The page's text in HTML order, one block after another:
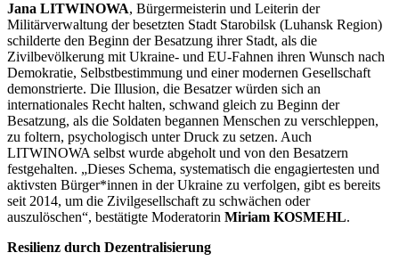
Jana LITWINOWA, Bürgermeisterin und Leiterin der
Militärverwaltung der besetzten Stadt Starobilsk (Luhansk Region)
schilderte den Beginn der Besatzung ihrer Stadt, als die
Zivilbevölkerung mit Ukraine- und EU-Fahnen ihren Wunsch nach
Demokratie, Selbstbestimmung und einer modernen Gesellschaft
demonstrierte. Die Illusion, die Besatzer würden sich an
internationales Recht halten, schwand gleich zu Beginn der
Besatzung, als die Soldaten begannen Menschen zu verschleppen,
zu foltern, psychologisch unter Druck zu setzen. Auch
LITWINOWA selbst wurde abgeholt und von den Besatzern
festgehalten. „Dieses Schema, systematisch die engagiertesten und
aktivsten Bürger*innen in der Ukraine zu verfolgen, gibt es bereits
seit 2014, um die Zivilgesellschaft zu schwächen oder
auszulöschen“, bestätigte Moderatorin Miriam KOSMEHL.
Resilienz durch Dezentralisierung